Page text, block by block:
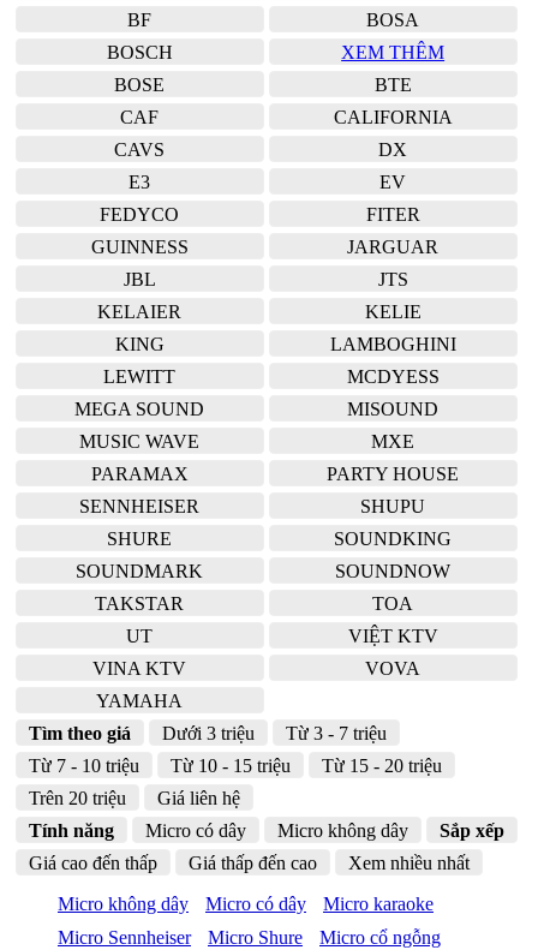
BF
BOSA
BOSCH
XEM THÊM
BOSE
BTE
CAF
CALIFORNIA
CAVS
DX
E3
EV
FEDYCO
FITER
GUINNESS
JARGUAR
JBL
JTS
KELAIER
KELIE
KING
LAMBOGHINI
LEWITT
MCDYESS
MEGA SOUND
MISOUND
MUSIC WAVE
MXE
PARAMAX
PARTY HOUSE
SENNHEISER
SHUPU
SHURE
SOUNDKING
SOUNDMARK
SOUNDNOW
TAKSTAR
TOA
UT
VIỆT KTV
VINA KTV
VOVA
YAMAHA
Tìm theo giá
Dưới 3 triệu
Từ 3 - 7 triệu
Từ 7 - 10 triệu
Từ 10 - 15 triệu
Từ 15 - 20 triệu
Trên 20 triệu
Giá liên hệ
Tính năng
Micro có dây Micro không dây
Sắp xếp
Giá cao đến thấp
Giá thấp đến cao
Xem nhiều nhất
Micro không dây
Micro có dây
Micro karaoke
Micro Sennheiser
Micro Shure
Micro cổ ngỗng